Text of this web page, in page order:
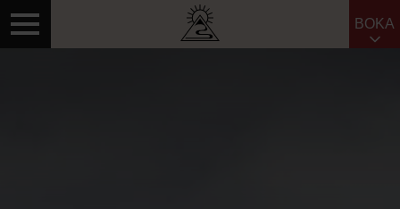
BOKA
Sök efter: